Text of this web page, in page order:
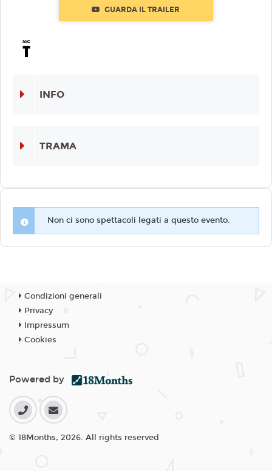
GUARDA IL TRAILER
INFO
TRAMA
Non ci sono spettacoli legati a questo evento.
Condizioni generali
Privacy
Impressum
Cookies
Powered by
© 18Months, 2026. All rights reserved